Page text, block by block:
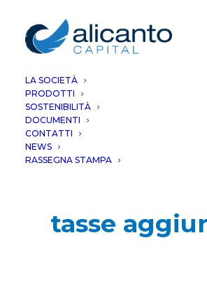
LA SOCIETÀ
PRODOTTI
SOSTENIBILITÀ
DOCUMENTI
CONTATTI
NEWS
RASSEGNA STAMPA
tasse